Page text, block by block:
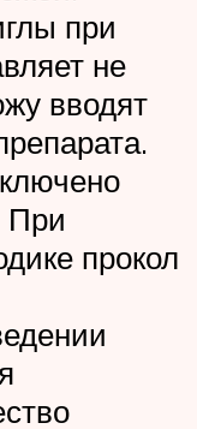
при
не
вводят
При
прокол